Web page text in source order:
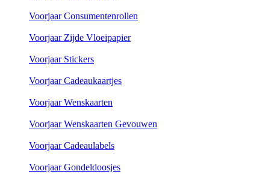
Voorjaar Consumentenrollen
Voorjaar Zijde Vloeipapier
Voorjaar Stickers
Voorjaar Cadeaukaartjes
Voorjaar Wenskaarten
Voorjaar Wenskaarten Gevouwen
Voorjaar Cadeaulabels
Voorjaar Gondeldoosjes